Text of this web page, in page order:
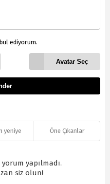
ediyorum.
Avatar Seç
yeniye Öne Çıkanlar
yapılmadı.
siz olun!